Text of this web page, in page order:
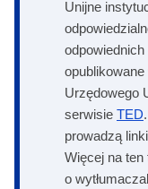
Unijne
odpowiednich
Urzędowego
serwisie TED
prowadzą
Więcej na
o